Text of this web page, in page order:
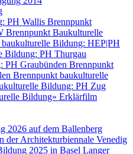
PH Wallis Brennpunkt
Brennpunkt Baukulturelle
Bildung: HEP|PH
Bildung: PH Thurgau
PH Graubünden Brennpunkt
Brennpunkt baukulturelle
Bildung: PH Zug
Bildung» Erklärfilm
2026 auf dem Ballenberg
der Architekturbiennale Venedig
2025 in Basel Langer